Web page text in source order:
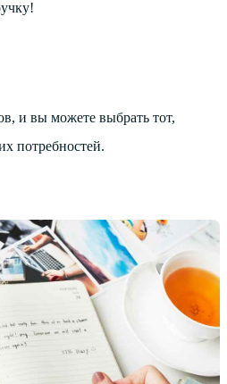
и вы можете выбрать тот,
потребностей.